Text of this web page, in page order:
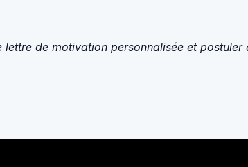
de motivation personnalisée et